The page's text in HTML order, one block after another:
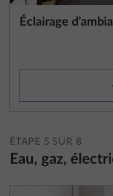
Éclairage
ÉTAPE 5 SUR 8
Eau, gaz,